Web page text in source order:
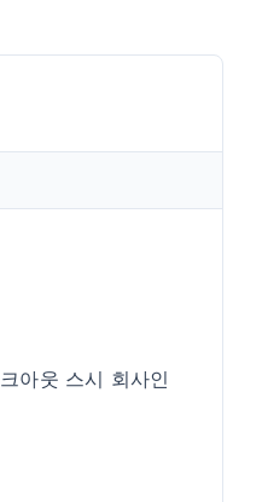
아웃 스시 회사인